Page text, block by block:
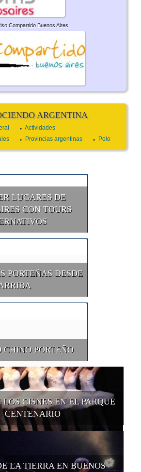
Compartido Buenos Aires
ARGENTINA
Actividades
Provincias argentinas Polo
LUGARES DE
CON TOURS
PORTEÑAS DESDE
CHINO PORTEÑO
CISNES EN EL PARQUE
CENTENARIO
LA TIERRA EN BUENOS